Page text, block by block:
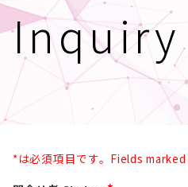
Inquiry
*は必須項目です。Fields